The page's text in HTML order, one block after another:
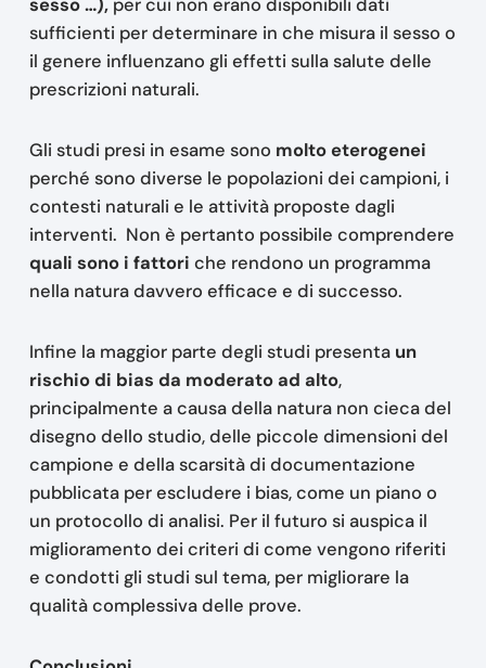
sesso …),per cui non erano disponibili dati
sufficienti per determinare in che misura il sesso o
il genere influenzano gli effetti sulla salute delle
prescrizioni naturali.
Gli studi presi in esame sono molto eterogenei
perché sono diverse le popolazioni dei campioni, i
contesti naturali e le attività proposte dagli
interventi. Non è pertanto possibile comprendere
quali sono i fattori che rendono un programma
nella natura davvero efficace e di successo.
Infine la maggior parte degli studi presenta un
rischio di bias da moderato ad alto,
principalmente a causa della natura non cieca del
disegno dello studio, delle piccole dimensioni del
campione e della scarsità di documentazione
pubblicata per escludere i bias, come un piano o
un protocollo di analisi. Per il futuro si auspica il
miglioramento dei criteri di come vengono riferiti
e condotti gli studi sul tema, per migliorare la
qualità complessiva delle prove.